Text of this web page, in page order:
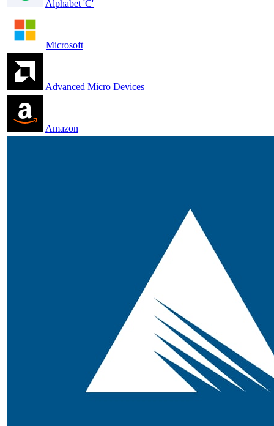
Alphabet 'C'
Microsoft
Advanced Micro Devices
Amazon